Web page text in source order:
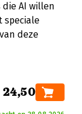
AI willen
speciale
deze